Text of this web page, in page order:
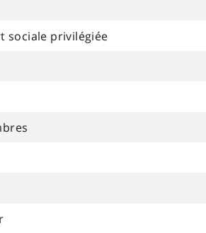
sociale privilégiée